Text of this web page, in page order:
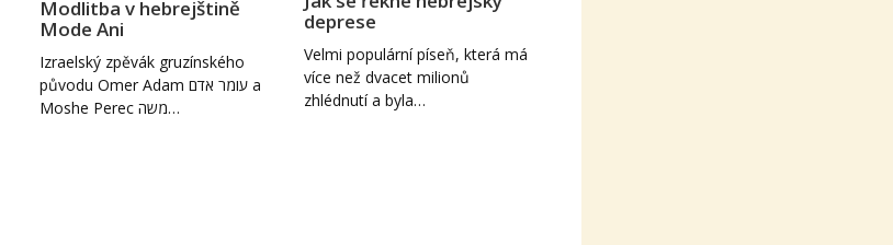
Modlitba v hebrejštině
Mode Ani
Izraelský zpěvák gruzínského
původu Omer Adam עומר אדם a
Moshe Perec משה…
deprese
Velmi populární píseň, která má
více než dvacet milionů
zhlédnutí a byla…